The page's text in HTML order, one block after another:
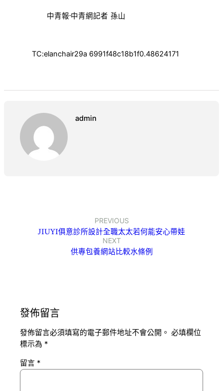
中青報·中青網記者 孫山
TC:elanchair29a 6991f48c18b1f0.48624171
admin
PREVIOUS
JIUYI俱意診所設計全職太太若何能安心帶娃
NEXT
供專包養網站比較水條例
發佈留言
發佈留言必須填寫的電子郵件地址不會公開。 必填欄位
標示為 *
留言 *